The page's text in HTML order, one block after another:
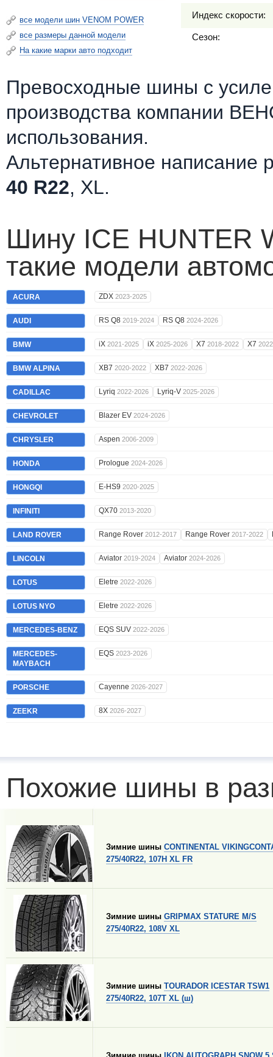
все модели шин VENOM POWER
все размеры данной модели
На какие марки авто подходит
Индекс скорости:
Сезон:
Превосходные шины c
производства компании
использования.
Альтернативное написание
40 R22, XL.
Шину ICE HUNTER
такие модели
ACURA ZDX 2023-2025
AUDI RS Q8 2019-2024 RS Q8 2024-2026
BMW iX 2021-2025 iX 2025-2026 X7 2018-2022 X7
BMW ALPINA XB7 2020-2022 XB7 2022-2026
CADILLAC Lyriq 2022-2026 Lyriq-V 2025-2026
CHEVROLET Blazer EV 2024-2026
CHRYSLER Aspen 2006-2009
HONDA Prologue 2024-2026
HONGQI E-HS9 2020-2025
INFINITI QX70 2013-2020
LAND ROVER Range Rover 2012-2017 Range Rover 2017-2022
LINCOLN Aviator 2019-2024 Aviator 2024-2026
LOTUS Eletre 2022-2026
LOTUS NYO Eletre 2022-2026
MERCEDES-BENZ EQS SUV 2022-2026
MERCEDES-
MAYBACH
EQS 2023-2026
PORSCHE Cayenne 2026-2027
ZEEKR 8X 2026-2027
Похожие шины в
Зимние шины CONTINENTAL
275/40R22, 107H XL FR
Зимние шины GRIPMAX STATURE M/S
275/40R22, 108V XL
Зимние шины TOURADOR ICESTAR TSW1
275/40R22, 107T XL (ш)